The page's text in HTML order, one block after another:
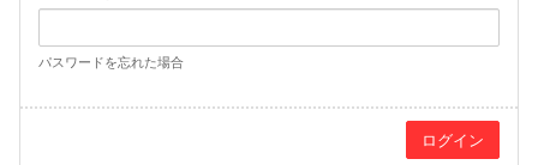
パスワードを忘れた場合